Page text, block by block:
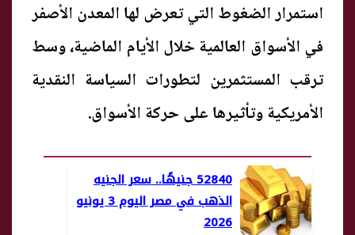
استمرار الضغوط التي تعرض لها المعدن الأصفر
في الأسواق العالمية خلال الأيام الماضية، وسط
ترقب المستثمرين لتطورات السياسة النقدية
الأمريكية وتأثيرها على حركة الأسواق.
52840 جنيهًا.. سعر الجنيه
الذهب في مصر اليوم 3 يونيو
2026